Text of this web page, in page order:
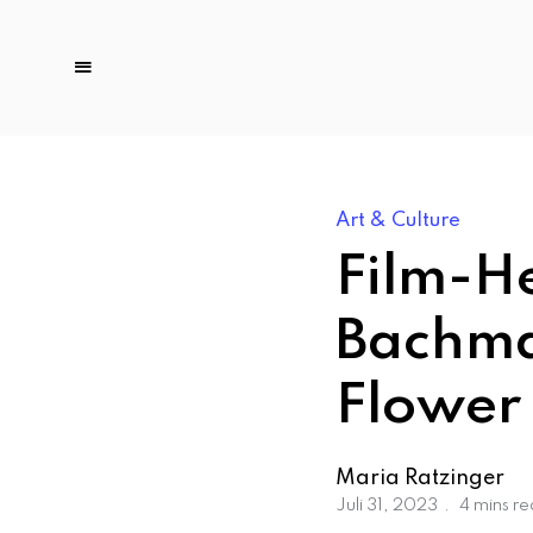
Art & Culture
Film-
Flower
Maria Ratzinger
Juli 31, 2023 4 mins